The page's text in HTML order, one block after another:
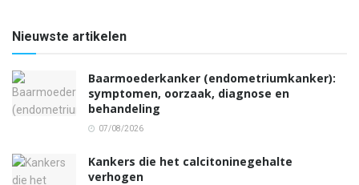
Nieuwste artikelen
Baarmoederkanker (endometriumkanker):
symptomen, oorzaak, diagnose en
behandeling
07/08/2026
Kankers die het calcitoninegehalte
verhogen